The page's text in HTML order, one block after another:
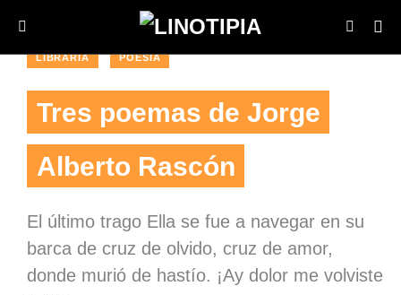
LIBRARIA POESÍA
Tres poemas de Jorge
Alberto Rascón
El último trago Ella se fue a navegar en su
barca de cruz de olvido, cruz de amor,
donde murió de hastío. ¡Ay dolor me volviste